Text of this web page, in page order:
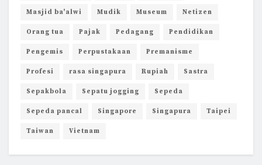
Masjid ba'alwi Mudik Museum Netizen
Orang tua Pajak Pedagang Pendidikan
Pengemis Perpustakaan Premanisme
Profesi rasa singapura Rupiah Sastra
Sepakbola Sepatu jogging Sepeda
Sepeda pancal Singapore Singapura Taipei
Taiwan Vietnam